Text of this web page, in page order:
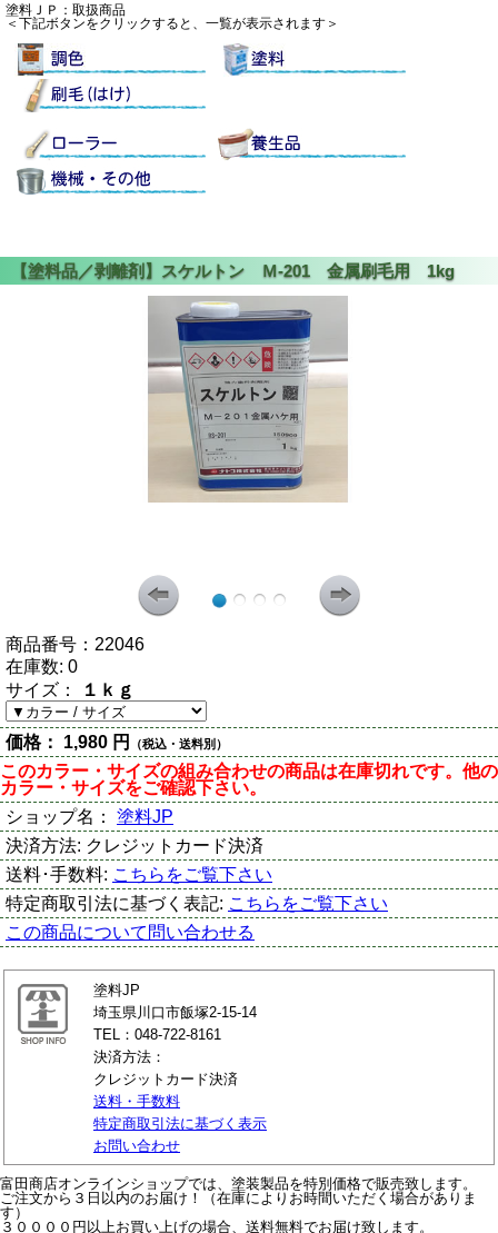
塗料ＪＰ：取扱商品
＜下記ボタンをクリックすると、一覧が表示されます＞
商品番号： 22046
在庫数: 0
サイズ： １ｋｇ
価格： 1,980 円 （税込・送料別）
このカラー・サイズの組み合わせの商品は在庫切れです。他の
カラー・サイズをご確認下さい。
ショップ名： 塗料JP
決済方法: クレジットカード決済
送料･手数料: こちらをご覧下さい
特定商取引法に基づく表記: こちらをご覧下さい
この商品について問い合わせる
塗料JP
埼玉県川口市飯塚2-15-14
TEL：048-722-8161
決済方法：
クレジットカード決済
送料・手数料
特定商取引法に基づく表示
お問い合わせ
富田商店オンラインショップでは、塗装製品を特別価格で販売致します。
ご注文から３日以内のお届け！（在庫によりお時間いただく場合がありま
す）
３００００円以上お買い上げの場合、送料無料でお届け致します。